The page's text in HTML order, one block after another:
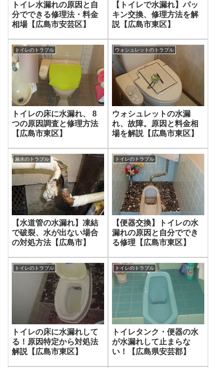
トイレ水漏れの原因と自
分でできる修理法・料金
相場【広島市安芸区】
【トイレで水漏れ】パッ
キン交換、修理方法を解
説【広島市東区】
トイレのトラブル
トイレの床に水漏れ、 8
つの原因調査と修理方法
【広島市東区】
ウォシュレットのトラブル
ウォシュレットの水漏
れ、故障。原因と料金相
場を解説【広島市東区】
漏水のトラブル
【水道管の水漏れ】凍結
で破裂、水が出ない場合
の対処方法【広島市】
トイレのトラブル
【便器交換】トイレの水
漏れの原因と自分ででき
る修理【広島市東区】
トイレのトラブル
トイレの床に水漏れして
る！原因特定から対処法
解説【広島市東区】
トイレのトラブル
トイレタンク・便器の水
が水漏れして止まらな
い！【広島県安芸郡】